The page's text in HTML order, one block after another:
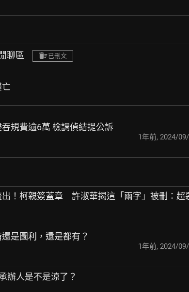
聊區 已刪文
規費逾6萬 檢調偵結提公訴
1年前, 2024/09/
出！柯親簽蓋章 許淑華揭這「兩字」被刪：超
是圖利，還是都有？
1年前, 2024/09/
辦人是不是涼了？